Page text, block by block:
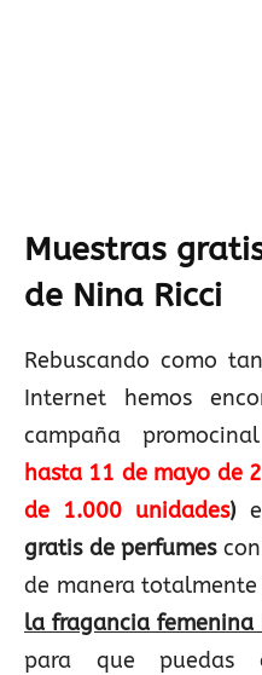
Muestras
de Nina Ricci
Rebuscando como
Internet hemos
campaña
hasta 11 de mayo de
de 1.000 unidades)
gratis de perfumescon
de manera
la fragancia femenina
para que puedas